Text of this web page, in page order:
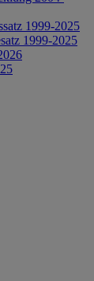
1999-2025
1999-2025